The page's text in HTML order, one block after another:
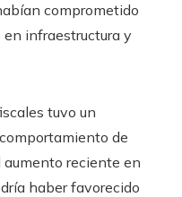
comprometido
infraestructura y
tuvo un
de
aumento reciente en
haber favorecido